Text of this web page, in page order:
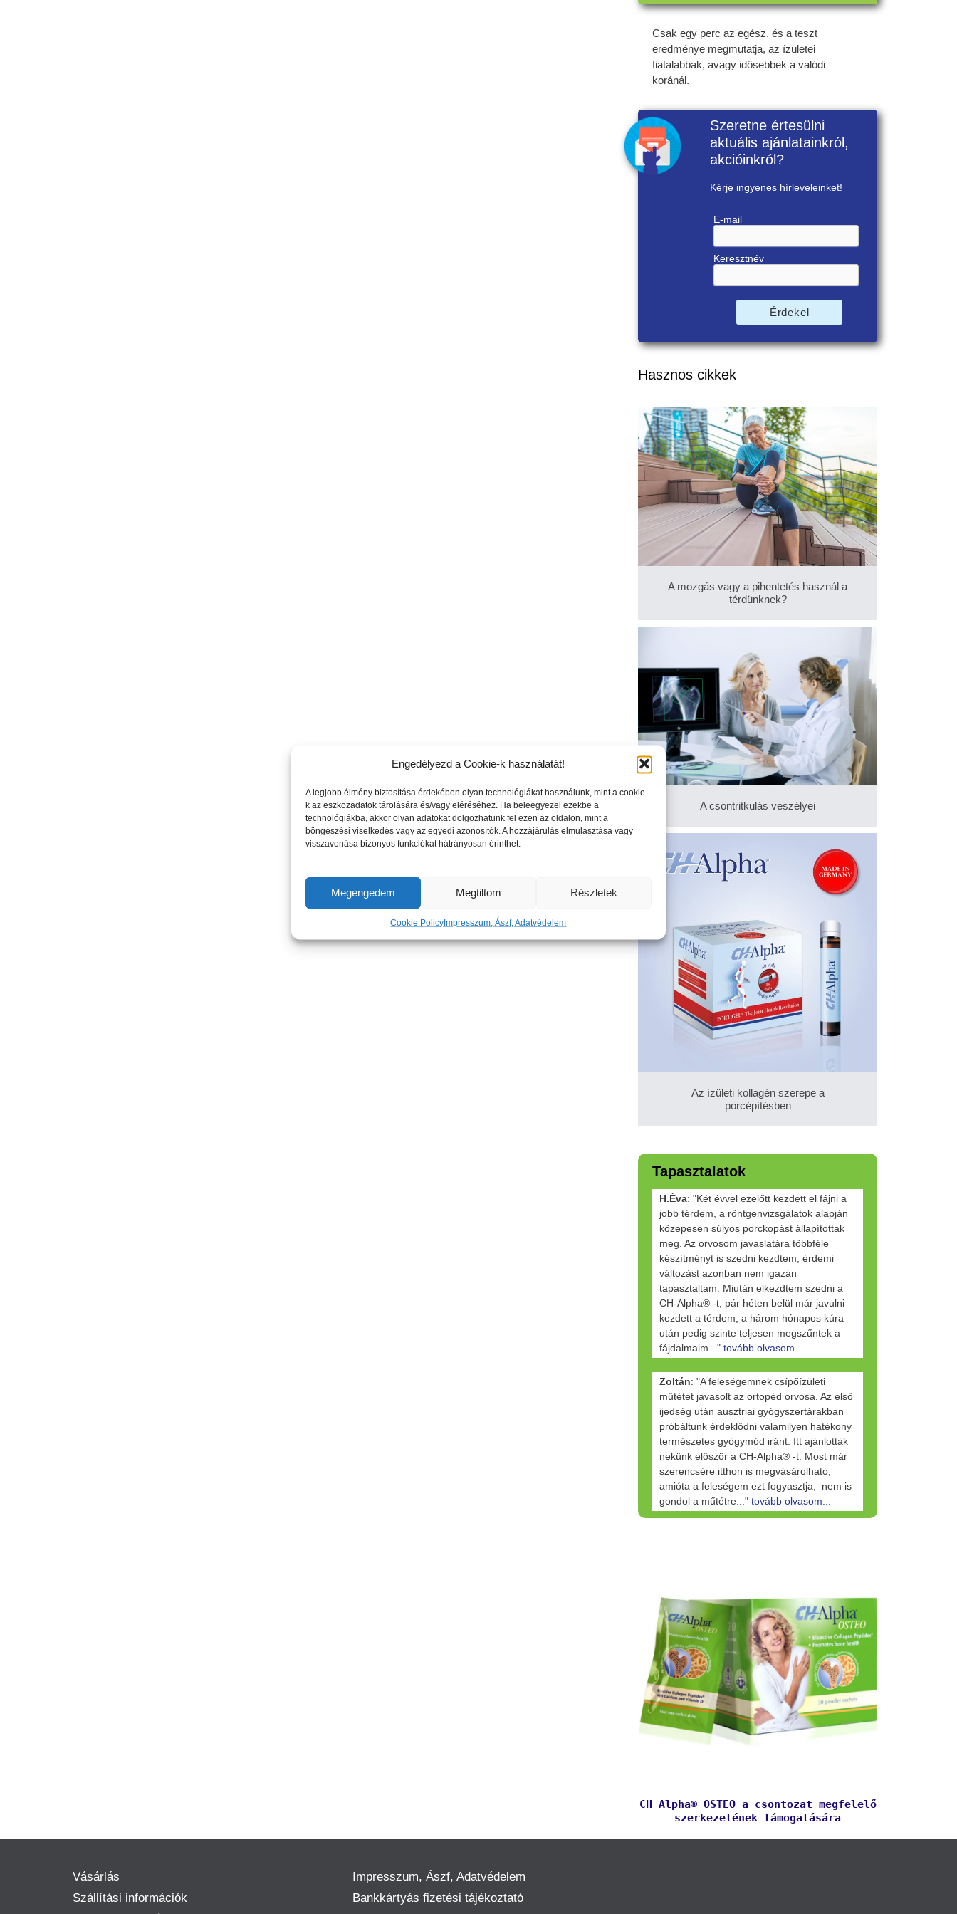
Engedélyezd a Cookie-k használatát!
A legjobb élmény biztosítása érdekében olyan technológiákat használunk, mint a cookie-
k az eszközadatok tárolására és/vagy eléréséhez. Ha beleegyezel ezekbe a
technológiákba, akkor olyan adatokat dolgozhatunk fel ezen az oldalon, mint a
böngészési viselkedés vagy az egyedi azonosítók. A hozzájárulás elmulasztása vagy
visszavonása bizonyos funkciókat hátrányosan érinthet.
Megengedem Megtiltom Részletek
Cookie PolicyImpresszum, Ászf, Adatvédelem
Csak egy perc az egész, és a teszt
eredménye megmutatja, az ízületei
fiatalabbak, avagy idősebbek a valódi
koránál.
Szeretne értesülni
aktuális ajánlatainkról,
akcióinkról?
Kérje ingyenes hírleveleinket!
E-mail
Keresztnév
Érdekel
Hasznos cikkek
A mozgás vagy a pihentetés használ a
térdünknek?
A csontritkulás veszélyei
Az ízületi kollagén szerepe a
porcépítésben
Tapasztalatok
H.Éva: "Két évvel ezelőtt kezdett el fájni a
jobb térdem, a röntgenvizsgálatok alapján
közepesen súlyos porckopást állapítottak
meg. Az orvosom javaslatára többféle
készítményt is szedni kezdtem, érdemi
változást azonban nem igazán
tapasztaltam. Miután elkezdtem szedni a
CH-Alpha® -t, pár héten belül már javulni
kezdett a térdem, a három hónapos kúra
után pedig szinte teljesen megszűntek a
fájdalmaim..." tovább olvasom...
Zoltán: "A feleségemnek csípőízületi
műtétet javasolt az ortopéd orvosa. Az első
ijedség után ausztriai gyógyszertárakban
próbáltunk érdeklődni valamilyen hatékony
természetes gyógymód iránt. Itt ajánlották
nekünk először a CH-Alpha® -t. Most már
szerencsére itthon is megvásárolható,
amióta a feleségem ezt fogyasztja, nem is
gondol a műtétre..." tovább olvasom...
CH Alpha® OSTEO a csontozat megfelelő
szerkezetének támogatására
Vásárlás
Szállítási információk
Impresszum, Ászf, Adatvédelem
Bankkártyás fizetési tájékoztató